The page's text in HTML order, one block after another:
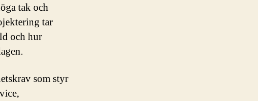
tak och
tar
och hur
som styr